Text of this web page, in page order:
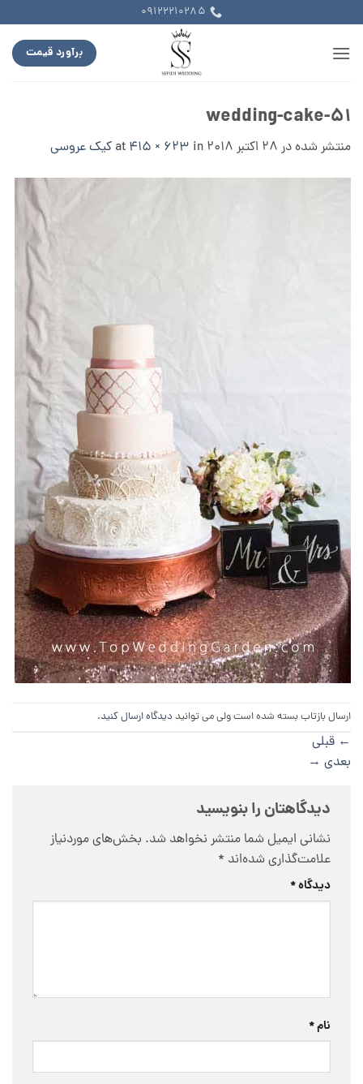
to
content
09122210285
برآورد قیمت
wedding-cake-51
منتشر شده در 28 اکتبر 2018 415 × 623 in کیک عروسی
ارسال بازتاب بسته شده است ولی می توانید دیدگاه ارسال کنید.
← قبلی
بعدی →
دیدگاهتان را بنویسید
نشانی ایمیل شما منتشر نخواهد شد. بخش‌های موردنیاز
علامت‌گذاری شده‌اند *
دیدگاه*
نام*